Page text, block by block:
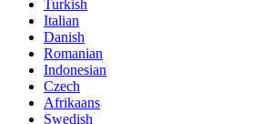
Turkish
Italian
Danish
Romanian
Indonesian
Czech
Afrikaans
Swedish